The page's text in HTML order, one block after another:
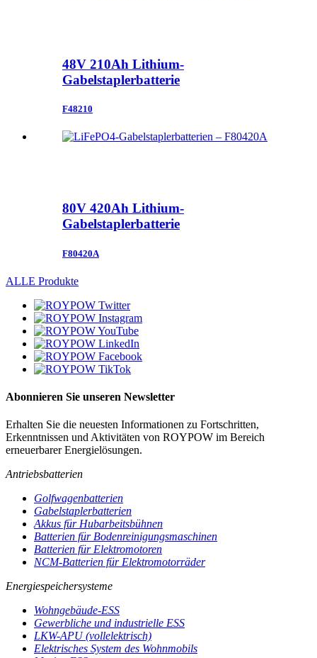
48V 210Ah Lithium-
Gabelstaplerbatterie
F48210
80V 420Ah Lithium-
Gabelstaplerbatterie
F80420A
ALLE Produkte
Abonnieren Sie unseren Newsletter
Erhalten Sie die neuesten Informationen zu Fortschritten,
Erkenntnissen und Aktivitäten von ROYPOW im Bereich
erneuerbarer Energielösungen.
Antriebsbatterien
Golfwagenbatterien
Gabelstaplerbatterien
Akkus für Hubarbeitsbühnen
Batterien für Bodenreinigungsmaschinen
Batterien für Elektromotoren
NCM-Batterien für Elektromotorräder
Energiespeichersysteme
Wohngebäude-ESS
Gewerbliche und industrielle ESS
LKW-APU (vollelektrisch)
Elektrisches System des Wohnmobils